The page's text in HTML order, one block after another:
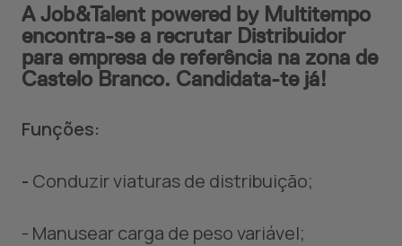
A Job&Talent powered by Multitempo
encontra-se a recrutar Distribuidor
para empresa de referência na zona de
Castelo Branco. Candidata-te já!
Funções:
- Conduzir viaturas de distribuição;
- Manusear carga de peso variável;